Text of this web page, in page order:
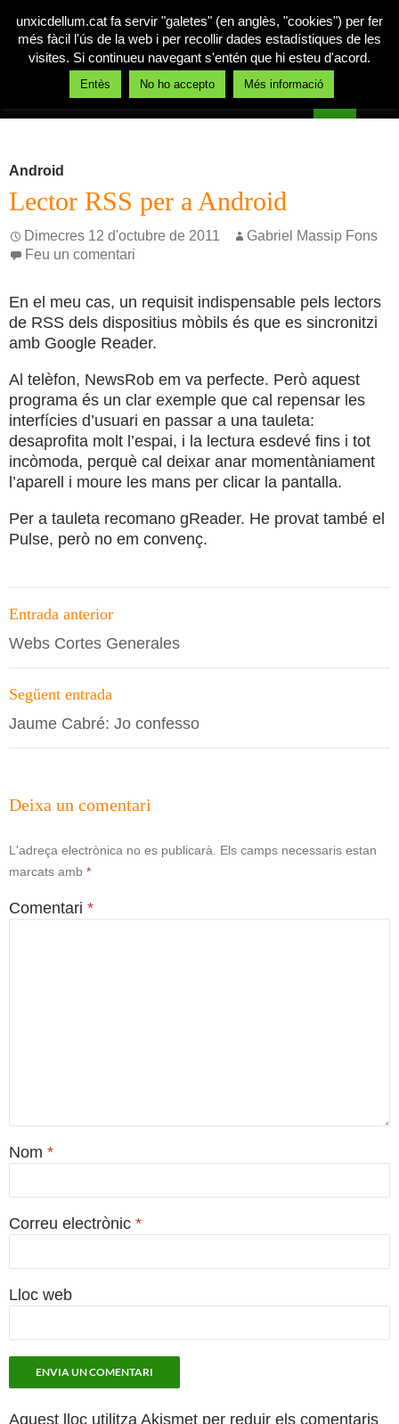
Un xic de llum
Android
Lector RSS per a Android
Dimecres 12 d'octubre de 2011
Gabriel Massip Fons
Feu un comentari
En el meu cas, un requisit indispensable pels lectors
de RSS dels dispositius mòbils és que es sincronitzi
amb Google Reader.
Al telèfon, NewsRob em va perfecte. Però aquest
programa és un clar exemple que cal repensar les
interfícies d’usuari en passar a una tauleta:
desaprofita molt l’espai, i la lectura esdevé fins i tot
incòmoda, perquè cal deixar anar momentàniament
l’aparell i moure les mans per clicar la pantalla.
Per a tauleta recomano gReader. He provat també el
Pulse, però no em convenç.
Navegació
per
les
entrades
Entrada anterior
Webs Cortes Generales
Següent entrada
Jaume Cabré: Jo confesso
Deixa un comentari
L'adreça electrònica no es publicarà. Els camps necessaris estan
marcats amb *
Comentari *
Nom *
Correu electrònic *
Lloc web
Aquest lloc utilitza Akismet per reduir els comentaris
unxicdellum.cat fa servir "galetes" (en anglès, "cookies") per fer
més fàcil l'ús de la web i per recollir dades estadístiques de les
visites. Si continueu navegant s'entén que hi esteu d'acord.
Entès No ho accepto Més informació